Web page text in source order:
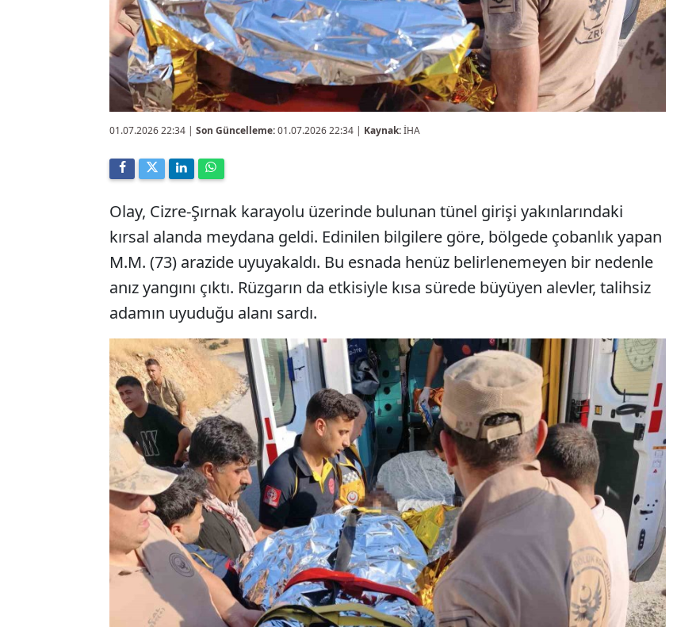
01.07.2026 22:34 | Son Güncelleme:01.07.2026 22:34 | Kaynak:İHA
Olay, Cizre-Şırnak karayolu üzerinde bulunan tünel girişi yakınlarındaki
kırsal alanda meydana geldi. Edinilen bilgilere göre, bölgede çobanlık yapan
M.M. (73) arazide uyuyakaldı. Bu esnada henüz belirlenemeyen bir nedenle
anız yangını çıktı. Rüzgarın da etkisiyle kısa sürede büyüyen alevler, talihsiz
adamın uyuduğu alanı sardı.